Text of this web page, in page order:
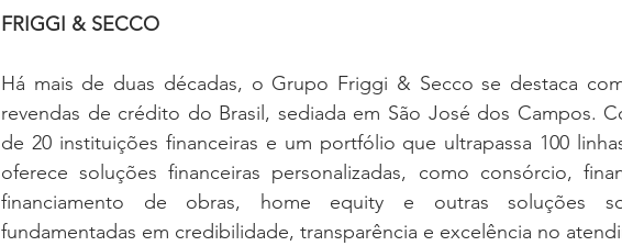
FRIGGI & SECCO
Há mais de duas décadas, o Grupo Friggi & Secco se destaca
revendas de crédito do Brasil, sediada em São José dos Campos.
de 20 instituições financeiras e um portfólio que ultrapassa 100
oferece soluções financeiras personalizadas, como consórcio,
financiamento de obras, home equity e outras soluções
fundamentadas em credibilidade, transparência e excelência no